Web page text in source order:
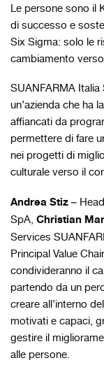
Le persone sono il
di successo e
Six Sigma: solo le
cambiamento
SUANFARMA
un’azienda che ha
affiancati da
permettere di fare
nei progetti di
culturale verso il
Andrea Stiz–
SpA, Christian
Services
Principal Value
condivideranno il
partendo da un
creare all’interno
motivati e capaci,
gestire il
alle persone.